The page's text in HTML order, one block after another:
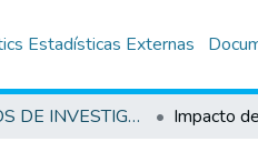
Estadísticas Externas
TRABAJOS DE INVESTIGACIÓN